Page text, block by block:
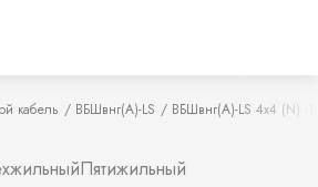
кабель ВБШвнг(А)-LS ВБШвнг(А)-LS 4х4 (N) -1
Пятижильный